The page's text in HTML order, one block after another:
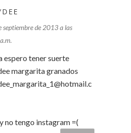
septiembre de 2013 a las
espero tener suerte
margarita granados
no tengo instagram =(